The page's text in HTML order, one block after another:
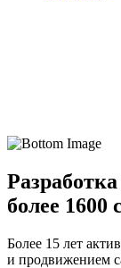
более 1600
Более 15 лет
и продвижением